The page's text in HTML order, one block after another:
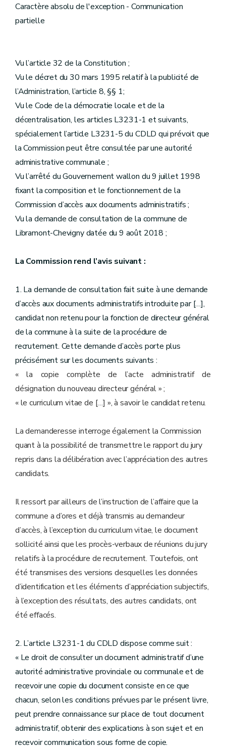
Caractère absolu de l'exception - Communication
partielle
Vu l’article 32 de la Constitution ;
Vu le décret du 30 mars 1995 relatif à la publicité de
l’Administration, l’article 8, §§ 1;
Vu le Code de la démocratie locale et de la
décentralisation, les articles L3231-1 et suivants,
spécialement l’article L3231-5 du CDLD qui prévoit que
la Commission peut être consultée par une autorité
administrative communale ;
Vu l’arrêté du Gouvernement wallon du 9 juillet 1998
fixant la composition et le fonctionnement de la
Commission d’accès aux documents administratifs ;
Vu la demande de consultation de la commune de
Libramont-Chevigny datée du 9 août 2018 ;
La Commission rend l’avis suivant :
1. La demande de consultation fait suite à une demande
d’accès aux documents administratifs introduite par […],
candidat non retenu pour la fonction de directeur général
de la commune à la suite de la procédure de
recrutement. Cette demande d’accès porte plus
précisément sur les documents suivants :
« la copie complète de l’acte administratif de
désignation du nouveau directeur général » ;
« le curriculum vitae de […] », à savoir le candidat retenu.
La demanderesse interroge également la Commission
quant à la possibilité de transmettre le rapport du jury
repris dans la délibération avec l’appréciation des autres
candidats.
Il ressort par ailleurs de l’instruction de l’affaire que la
commune a d’ores et déjà transmis au demandeur
d’accès, à l’exception du curriculum vitae, le document
sollicité ainsi que les procès-verbaux de réunions du jury
relatifs à la procédure de recrutement. Toutefois, ont
été transmises des versions desquelles les données
d’identification et les éléments d’appréciation subjectifs,
à l’exception des résultats, des autres candidats, ont
été effacés.
2. L’article L3231-1 du CDLD dispose comme suit :
« Le droit de consulter un document administratif d’une
autorité administrative provinciale ou communale et de
recevoir une copie du document consiste en ce que
chacun, selon les conditions prévues par le présent livre,
peut prendre connaissance sur place de tout document
administratif, obtenir des explications à son sujet et en
recevoir communication sous forme de copie.